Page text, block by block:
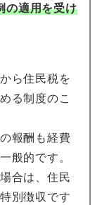
の適用を受け
ら住民税を
る制度のこ
報酬も経費
般的です。
合は、住民
別徴収です